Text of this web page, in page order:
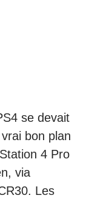
se devait
bon plan
4 Pro
via
Les